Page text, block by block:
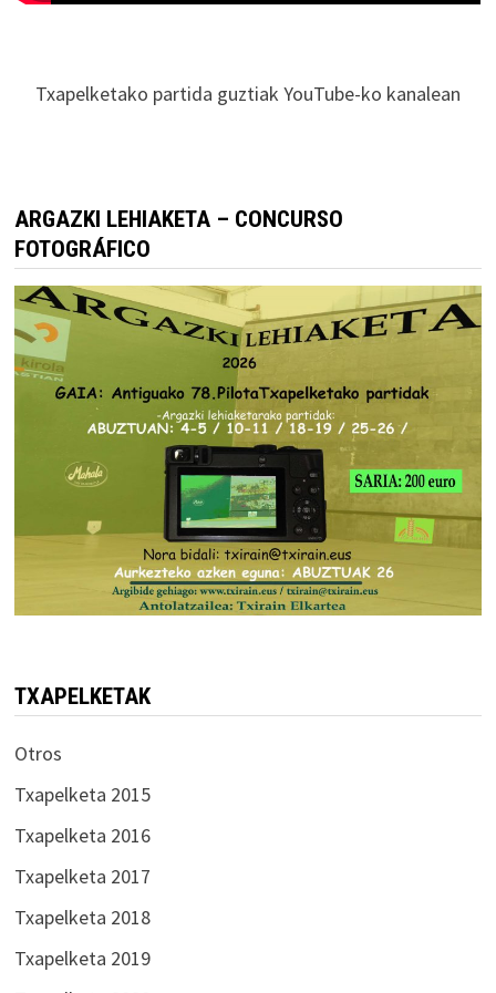
Txapelketako partida guztiak YouTube-ko kanalean
ARGAZKI LEHIAKETA – CONCURSO
FOTOGRÁFICO
TXAPELKETAK
Otros
Txapelketa 2015
Txapelketa 2016
Txapelketa 2017
Txapelketa 2018
Txapelketa 2019